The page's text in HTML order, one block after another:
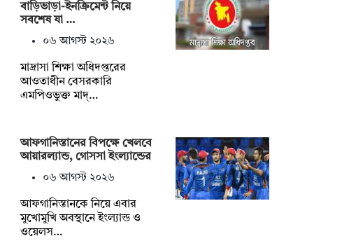
বাড়িভাড়া-ইনক্রিমেন্ট নিয়ে
সবশেষ যা …
০৬ আগস্ট ২০২৬
মাদ্রাসা শিক্ষা অধিদপ্তরের
আওতাধীন বেসরকারি
এমপিওভুক্ত মাদ্…
আফগানিস্তানের বিপক্ষে খেলবে
আয়ারল্যান্ড, গোসসা ইংল্যান্ডের
০৬ আগস্ট ২০২৬
আফগানিস্তানকে নিয়ে এবার
মুখোমুখি অবস্থানে ইংল্যান্ড ও
ওয়েলস…